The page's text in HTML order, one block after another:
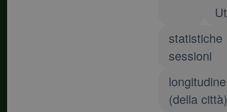
sessioni
longitudine
(della città)